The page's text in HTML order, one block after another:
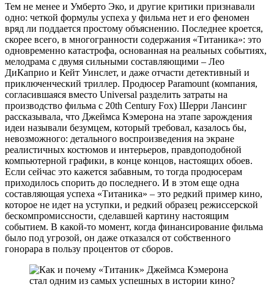
Тем не менее и Умберто Эко, и другие критики признавали
одно: четкой формулы успеха у фильма нет и его феномен
вряд ли поддается простому объяснению. Последнее кроется,
скорее всего, в многогранности содержания «Титаника»: это
одновременно катастрофа, основанная на реальных событиях,
мелодрама с двумя сильными составляющими – Лео
ДиКаприо и Кейт Уинслет, и даже отчасти детективный и
приключенческий триллер. Продюсер Paramount (компания,
согласившаяся вместо Universal разделить затраты на
производство фильма с 20th Century Fox) Шерри Лансинг
рассказывала, что Джеймса Кэмерона на этапе зарождения
идеи называли безумцем, который требовал, казалось бы,
невозможного: детального воспроизведения на экране
реалистичных костюмов и интерьеров, правдоподобной
компьютерной графики, в конце концов, настоящих обоев.
Если сейчас это кажется забавным, то тогда продюсерам
приходилось спорить до последнего. И в этом еще одна
составляющая успеха «Титаника» – это редкий пример кино,
которое не идет на уступки, и редкий образец режиссерской
бескомпромиссности, сделавшей картину настоящим
событием. В какой-то момент, когда финансирование фильма
было под угрозой, он даже отказался от собственного
гонорара в пользу процентов от сборов.